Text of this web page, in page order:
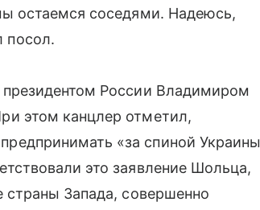
остаемся соседями. Надеюсь,
посол.
президентом России Владимиром
этом канцлер отметил,
«за спиной Украины
это заявление Шольца,
страны Запада, совершенно